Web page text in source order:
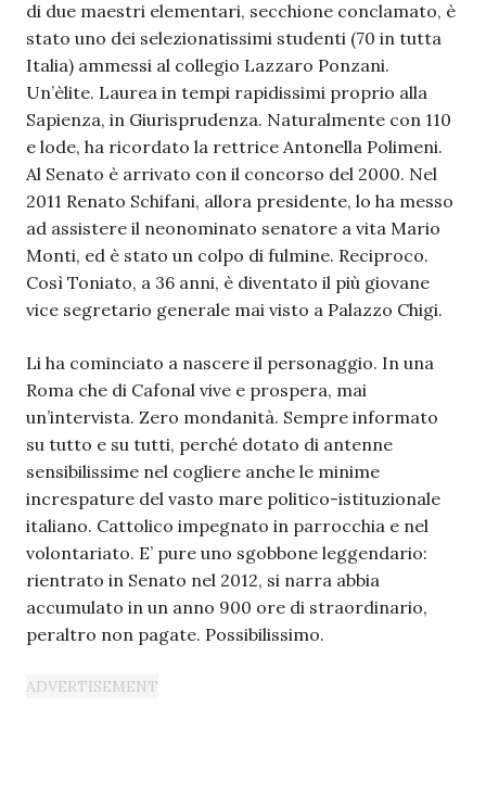
di due maestri elementari, secchione conclamato, è
stato uno dei selezionatissimi studenti (70 in tutta
Italia) ammessi al collegio Lazzaro Ponzani.
Un’èlite. Laurea in tempi rapidissimi proprio alla
Sapienza, in Giurisprudenza. Naturalmente con 110
e lode, ha ricordato la rettrice Antonella Polimeni.
Al Senato è arrivato con il concorso del 2000. Nel
2011 Renato Schifani, allora presidente, lo ha messo
ad assistere il neonominato senatore a vita Mario
Monti, ed è stato un colpo di fulmine. Reciproco.
Così Toniato, a 36 anni, è diventato il più giovane
vice segretario generale mai visto a Palazzo Chigi.
Li ha cominciato a nascere il personaggio. In una
Roma che di Cafonal vive e prospera, mai
un’intervista. Zero mondanità. Sempre informato
su tutto e su tutti, perché dotato di antenne
sensibilissime nel cogliere anche le minime
increspature del vasto mare politico-istituzionale
italiano. Cattolico impegnato in parrocchia e nel
volontariato. E’ pure uno sgobbone leggendario:
rientrato in Senato nel 2012, si narra abbia
accumulato in un anno 900 ore di straordinario,
peraltro non pagate. Possibilissimo.